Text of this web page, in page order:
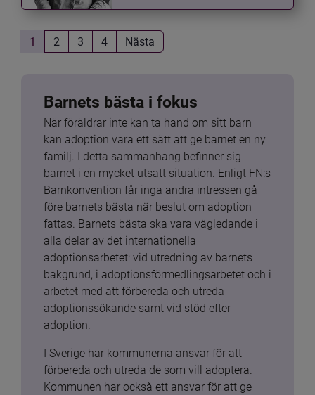
1 2 3 4 Nästa
Barnets bästa i fokus
När föräldrar inte kan ta hand om sitt barn
kan adoption vara ett sätt att ge barnet en ny
familj. I detta sammanhang befinner sig
barnet i en mycket utsatt situation. Enligt FN:s
Barnkonvention får inga andra intressen gå
före barnets bästa när beslut om adoption
fattas. Barnets bästa ska vara vägledande i
alla delar av det internationella
adoptionsarbetet: vid utredning av barnets
bakgrund, i adoptionsförmedlingsarbetet och i
arbetet med att förbereda och utreda
adoptionssökande samt vid stöd efter
adoption.
I Sverige har kommunerna ansvar för att
förbereda och utreda de som vill adoptera.
Kommunen har också ett ansvar för att ge